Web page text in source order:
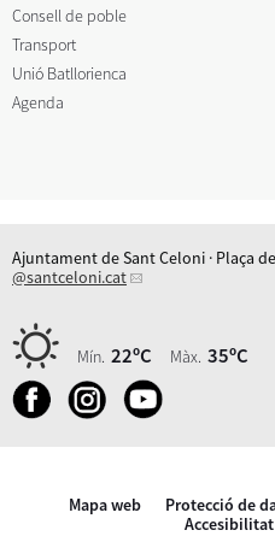
Consell de poble
Transport
Unió Batllorienca
Agenda
Ajuntament de Sant Celoni · Plaça de
@santceloni.cat
Mín. 22ºC Màx. 35ºC
Mapa web Protecció de
Accesibilitat